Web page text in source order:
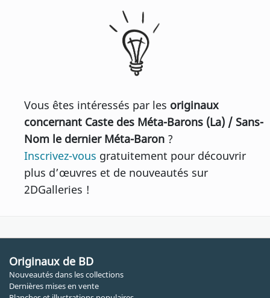
Vous êtes intéressés par les originaux
concernant Caste des Méta-Barons (La) / Sans-
Nom le dernier Méta-Baron ?
Inscrivez-vous gratuitement pour découvrir
plus d’œuvres et de nouveautés sur
2DGalleries !
Originaux de BD
Nouveautés dans les collections
Dernières mises en vente